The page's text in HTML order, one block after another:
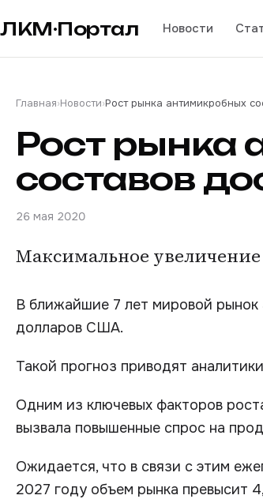
ЛКМ·Портал Новости
Главная›Новости›Рост рынка антимикробных
Рост рынка
составов
26 мая 2020
Максимальное увеличение
В ближайшие 7 лет мировой
долларов США.
Такой прогноз приводят
Одним из ключевых факторов
вызвала повышенные спрос на
Ожидается, что в связи с этим
2027 году объем рынка превысит